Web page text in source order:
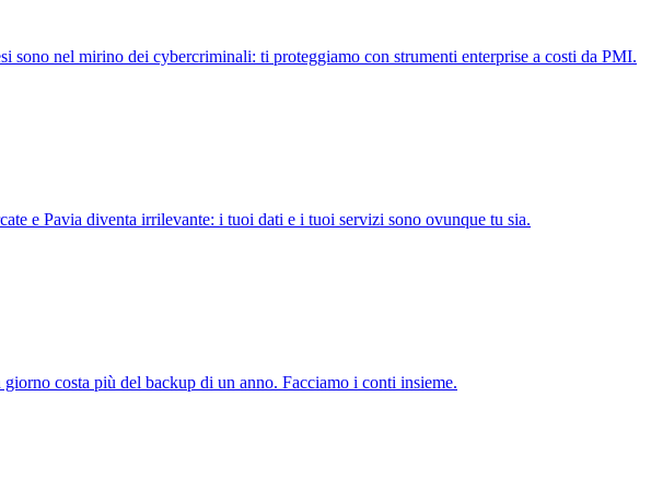
nel mirino dei cybercriminali: ti proteggiamo con strumenti enterprise a costi da PMI.
e Pavia diventa irrilevante: i tuoi dati e i tuoi servizi sono ovunque tu sia.
costa più del backup di un anno. Facciamo i conti insieme.